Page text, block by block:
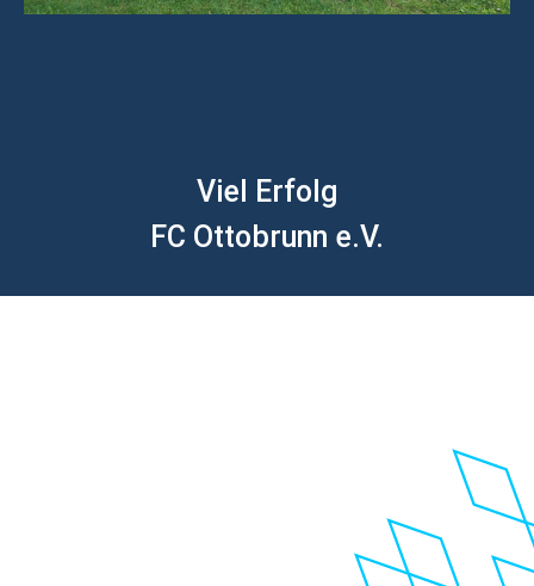
Viel Erfolg
FC Ottobrunn e.V.